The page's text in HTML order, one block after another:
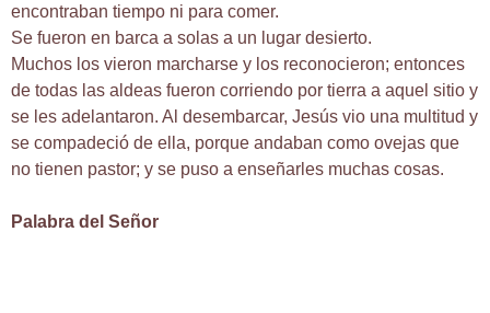
encontraban tiempo ni para comer.
Se fueron en barca a solas a un lugar desierto.
Muchos los vieron marcharse y los reconocieron; entonces
de todas las aldeas fueron corriendo por tierra a aquel sitio y
se les adelantaron. Al desembarcar, Jesús vio una multitud y
se compadeció de ella, porque andaban como ovejas que
no tienen pastor; y se puso a enseñarles muchas cosas.
Palabra del Señor